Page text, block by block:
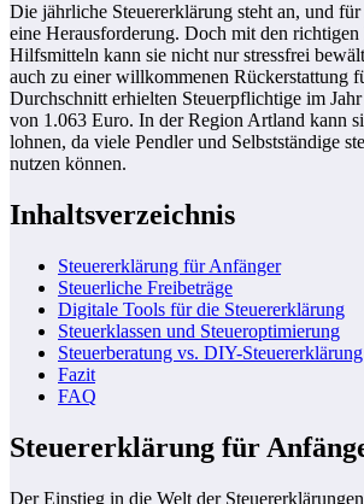
Die jährliche Steuererklärung steht an, und
eine Herausforderung. Doch mit den
Hilfsmitteln kann sie nicht nur stressfrei
auch zu einer willkommenen Rückerstattung
Durchschnitt erhielten Steuerpflichtige im
von 1.063 Euro. In der Region Artland kann
lohnen, da viele Pendler und Selbstständige
nutzen können.
Inhaltsverzeichnis
Steuererklärung für Anfänger
Steuerliche Freibeträge
Digitale Tools für die Steuererklärung
Steuerklassen und Steueroptimierung
Steuerberatung vs. DIY-Steuererklärung
Fazit
FAQ
Steuererklärung für
Der Einstieg in die Welt der